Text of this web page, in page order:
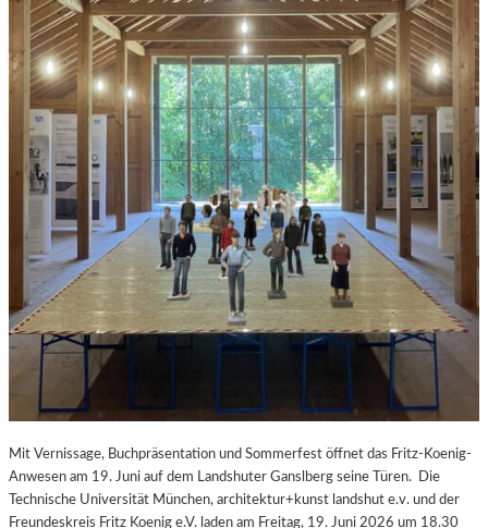
Mit Vernissage, Buchpräsentation und Sommerfest öffnet das Fritz-Koenig-
Anwesen am 19. Juni auf dem Landshuter Ganslberg seine Türen. Die
Technische Universität München, architektur+kunst landshut e.v. und der
Freundeskreis Fritz Koenig e.V. laden am Freitag, 19. Juni 2026 um 18.30